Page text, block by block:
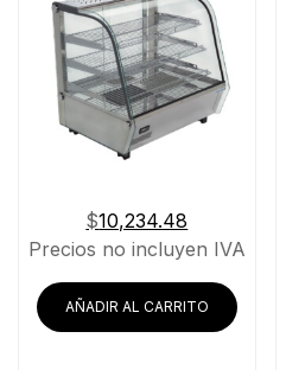
$10,234.48
Precios no incluyen IVA
AÑADIR AL CARRITO